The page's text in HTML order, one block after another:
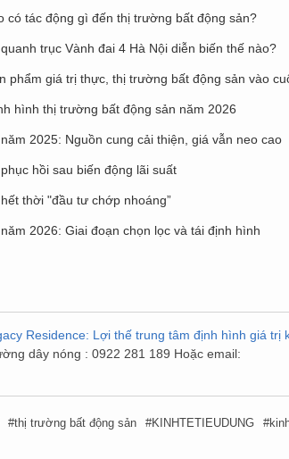
có tác động gì đến thị trường bất động sản?
trục Vành đai 4 Hà Nội diễn biến thế nào?
phẩm giá trị thực, thị trường bất động sản vào
hình thị trường bất động sản năm 2026
2025: Nguồn cung cải thiện, giá vẫn neo cao
hồi sau biến động lãi suất
thời "đầu tư chớp nhoáng”
2026: Giai đoạn chọn lọc và tái định hình
Residence: Lợi thế trung tâm định hình giá trị
dây nóng : 0922 281 189 Hoặc email:
thị trường bất động sản KINHTETIEUDUNG